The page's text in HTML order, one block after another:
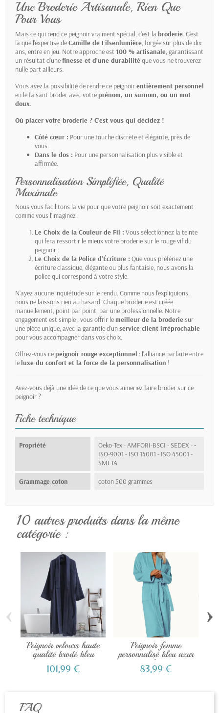
Une Broderie Artisanale, Rien Que
Pour Vous
Mais ce qui rend ce peignoir vraiment spécial, c'est la broderie. C'est
là que l'expertise deCamille de Filsenlumière, forgée sur plus de dix
ans, entre en jeu. Notre approche est 100 % artisanale, garantissant
un résultat d'unefinesse et d'une durabilitéque vous ne trouverez
nulle part ailleurs.
Vous avez la possibilité de rendre ce peignoirentièrement personnel
en le faisant broder avec votre prénom, un surnom, ou un mot
doux.
Où placer votre broderie ? C'est vous qui décidez !
Côté cœur : Pour une touche discrète et élégante, près de
vous.
Dans le dos : Pour une personnalisation plus visible et
affirmée.
Personnalisation Simplifiée, Qualité
Maximale
Nous vous facilitons la vie pour que votre peignoir soit exactement
comme vous l'imaginez :
Le Choix de la Couleur de Fil : Vous sélectionnez la teinte
qui fera ressortir le mieux votre broderie sur le rouge vif du
peignoir.
Le Choix de la Police d'Écriture : Que vous préfériez une
écriture classique, élégante ou plus fantaisie, nous avons la
police qui correspond à votre style.
N'ayez aucune inquiétude sur le rendu. Comme nous l'expliquions,
nous ne laissons rien au hasard. Chaque broderie est créée
manuellement, point par point, par une professionnelle. Notre
engagement est simple : vous offrir le meilleur de la broderie sur
une pièce unique, avec la garantie d'unservice client irréprochable
pour vous accompagner dans vos choix.
Offrez-vous ce peignoir rouge exceptionnel : l'alliance parfaite entre
le luxe du confort et la force de la personnalisation !
Avez-vous déjà une idée de ce que vous aimeriez faire broder sur ce
peignoir ?
Fiche technique
Propriété
Öeko-Tex - AMFORI-BSCI - SEDEX - •
ISO-9001 - ISO 14001 - ISO 45001 -
SMETA
Grammage coton coton 500 grammes
10 autres produits dans la même
catégorie :
Peignoir velours haute
qualité brodé bleu
101,99 €
Peignoir femme
personnalisé bleu azur
clair
83,99 €
‹ ›
FAQ